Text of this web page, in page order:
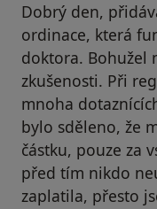
Dobrý den,
ordinace, která
doktora. Bohužel
zkušenosti. Při
mnoha
bylo sděleno, že
částku, pouze za
před tím nikdo
zaplatila, přesto